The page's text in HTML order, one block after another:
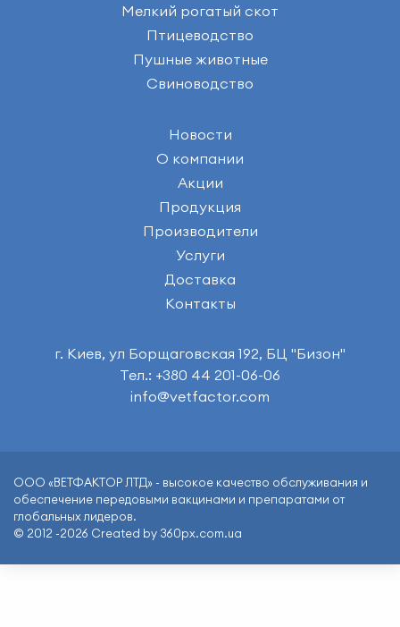
Мелкий рогатый скот
Птицеводство
Пушные животные
Свиноводство
Новости
О компании
Акции
Продукция
Производители
Услуги
Доставка
Контакты
г. Киев, ул Борщаговская 192, БЦ "Бизон"
Тел.: +380 44 201-06-06
info@vetfactor.com
ООО «ВЕТФАКТОР ЛТД» - высокое качество обслуживания и
обеспечение передовыми вакцинами и препаратами от
глобальных лидеров.
© 2012 -2026 Created by 360px.com.ua